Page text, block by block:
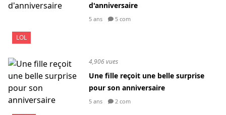
LOL
d'anniversaire
5 ans 5 com
4,906 vues
Une fille reçoit une belle surprise
pour son anniversaire
5 ans 2 com